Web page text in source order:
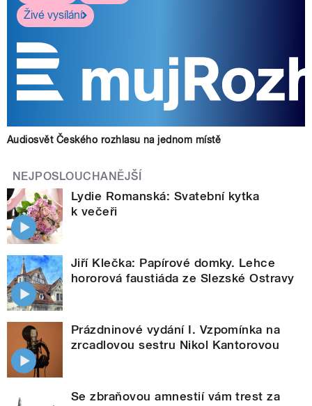
Živé vysílání
Audiosvět Českého rozhlasu na jednom místě
NEJPOSLOUCHANĚJŠÍ
Lydie Romanská: Svatební kytka
k večeři
Jiří Klečka: Papírové domky. Lehce
hororová faustiáda ze Slezské Ostravy
Prázdninové vydání I. Vzpomínka na
zrcadlovou sestru Nikol Kantorovou
Se zbraňovou amnestií vám trest za